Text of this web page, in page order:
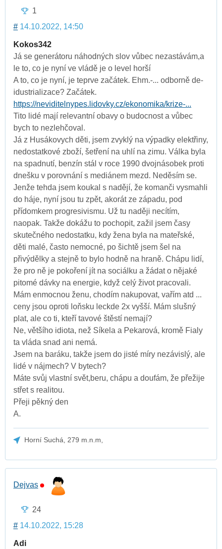
1
# 14.10.2022, 14:50
Kokos342
Já se generátoru náhodných slov vůbec nezastávám,a
le to, co je nyní ve vládě je o level horší
A to, co je nyní, je teprve začátek. Ehm.-... odborně de-
idustrializace? Začátek.
https://neviditelnypes.lidovky.cz/ekonomika/krize-...
Tito lidé mají relevantní obavy o budocnost a vůbec
bych to nezlehčoval.
Já z Husákovych děti, jsem zvyklý na výpadky elektřiny,
nedostatkové zboží, šetření na uhlí na zimu. Válka byla
na spadnutí, benzín stál v roce 1990 dvojnásobek proti
dnešku v porovnání s mediánem mezd. Neděsím se.
Jenže tehda jsem koukal s nadějí, že komanči vysmahli
do háje, nyní jsou tu zpět, akorát ze západu, pod
přídomkem progresivismu. Už tu naději necítím,
naopak. Takže dokážu to pochopit, zažil jsem časy
skutečného nedostatku, kdy žena byla na mateřské,
děti malé, často nemocné, po šichtě jsem šel na
přivýdělky a stejně to bylo hodně na hraně. Chápu lidí,
že pro ně je pokoření jít na sociálku a žádat o nějaké
pitomé dávky na energie, když celý život pracovali.
Mám enmocnou ženu, chodím nakupovat, vařím atd ...
ceny jsou oproti loňsku leckde 2x vyšší. Mám slušný
plat, ale co ti, kteří tavové štěstí nemají?
Ne, většího idiota, než Síkela a Pekarová, kromě Fialy
ta vláda snad ani nemá.
Jsem na baráku, takže jsem do jisté míry nezávislý, ale
lidé v nájmech? V bytech?
Máte svůj vlastní svět,beru, chápu a doufám, že přežije
střet s realitou.
Přeji pěkný den
A.
Horní Suchá, 279 m.n.m,
Dejvas
24
# 14.10.2022, 15:28
Adi